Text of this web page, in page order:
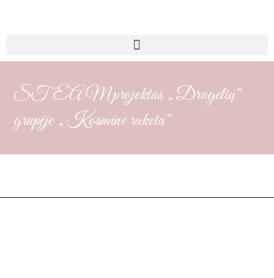
STEAM projektas „Drugelių“
grupėje „Kosminė raketa“